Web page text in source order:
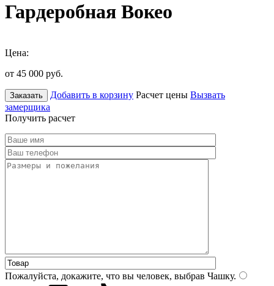
Гардеробная Вокео
Цена:
от 45 000 руб.
Заказать Добавить в корзину Расчет цены Вызвать
замерщика
Получить расчет
Пожалуйста, докажите, что вы человек, выбрав Чашку.